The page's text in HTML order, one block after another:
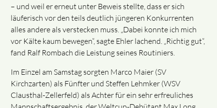
– und weil er erneut unter Beweis stellte, dass er sich
läuferisch vor den teils deutlich jüngeren Konkurrenten
alles andere als verstecken muss. „Dabei konnte ich mich
vor Kälte kaum bewegen“, sagte Ehler lachend. „Richtig gut“,
fand Ralf Rombach die Leistung seines Routiniers.
Im Einzel am Samstag sorgten Marco Maier (SV
Kirchzarten) als Fünfter und Steffen Lehmker (WSV
Clausthal-Zellerfeld) als Achter für ein sehr erfreuliches